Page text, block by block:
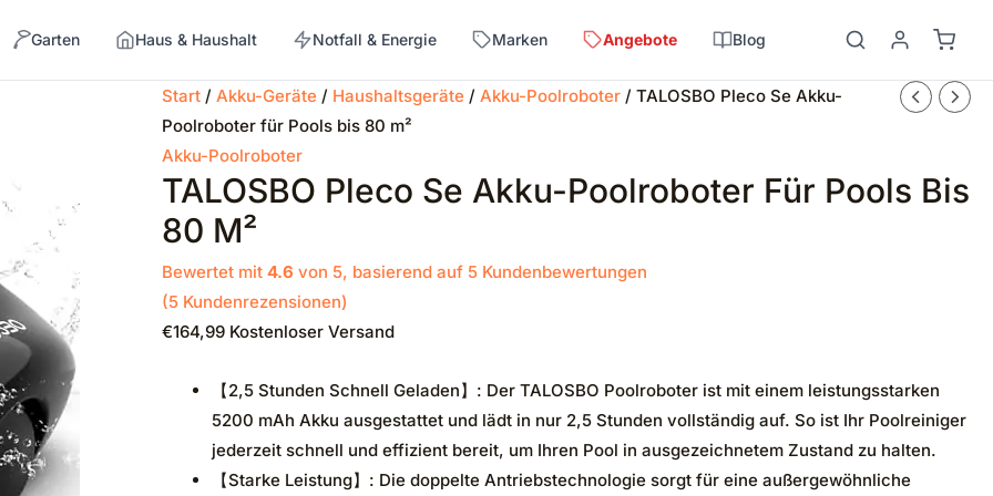
Garten Haus & Haushalt Notfall & Energie Marken Angebote Blog
→
Start/ Akku-Geräte / Haushaltsgeräte / Akku-Poolroboter/ TALOSBO Pleco Se Akku-
Poolroboter für Pools bis 80 m²
Akku-Poolroboter
TALOSBO Pleco Se Akku-Poolroboter Für Pools Bis
80 M²
Bewertet mit 4.6 von 5, basierend auf 5Kundenbewertungen
(5Kundenrezensionen)
€164,99 Kostenloser Versand
【2,5 Stunden Schnell Geladen】: Der TALOSBO Poolroboter ist mit einem leistungsstarken
5200 mAh Akku ausgestattet und lädt in nur 2,5 Stunden vollständig auf. So ist Ihr Poolreiniger
jederzeit schnell und effizient bereit, um Ihren Pool in ausgezeichnetem Zustand zu halten.
【Starke Leistung】: Die doppelte Antriebstechnologie sorgt für eine außergewöhnliche